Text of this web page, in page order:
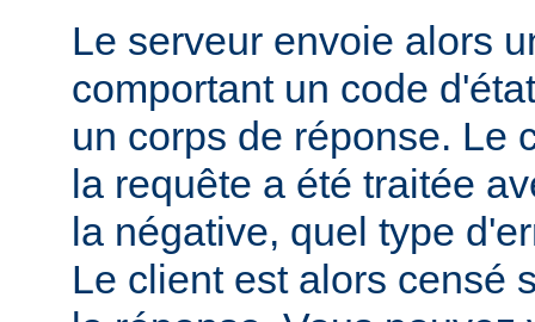
Le serveur envoie alors
comportant un code
un corps de réponse. Le
la requête a été traitée
la négative, quel type
Le client est alors censé